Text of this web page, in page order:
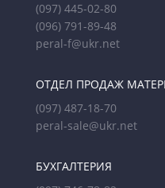
(097) 445-02-80
(096) 791-89-48
peral-f@ukr.net
ОТДЕЛ ПРОДАЖ
(097) 487-18-70
peral-sale@ukr.net
БУХГАЛТЕРИЯ